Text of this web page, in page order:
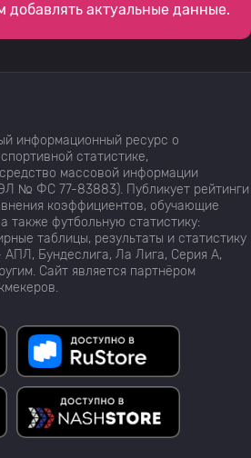
актуальные данные.
информационный ресурс о
статистике,
массовой информации
№ ФС 77-83883). Публикует рейтинги
коэффициентов, обучающие
также футбольную статистику:
таблицы, результаты и статистику
Бундеслига, Ла Лига, Серия А,
Сайт является партнёром